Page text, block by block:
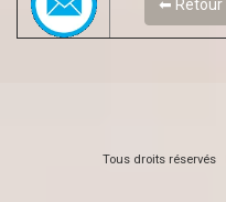
⬅ Retour
Tous droits réservés